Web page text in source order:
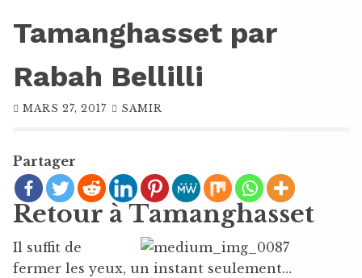
Tamanghasset par
Rabah Bellilli
MARS 27, 2017 SAMIR
Partager
Retour à Tamanghasset
Il suffit de
fermer les yeux, un instant seulement…